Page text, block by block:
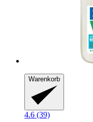
Warenkorb
4.6 (39)